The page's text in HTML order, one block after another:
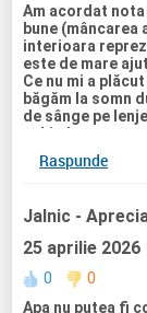
Am acordat
bune
interioara
este de mare
Ce nu mi a
băgăm la somn
de sânge pe
schimbarea
a priceput la
ocupat singuri,
au fost aranjate
sa descopăr
capitolul
In una dintre
grup cu
mâncării sau
Raspunde
Jalnic -
25 aprilie 2026
0
0
Apa nu putea fi